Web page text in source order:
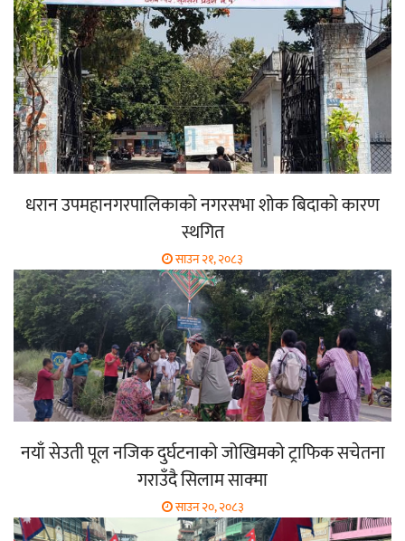
धरान उपमहानगरपालिकाको नगरसभा शोक बिदाको कारण
स्थगित
साउन २१, २०८३
नयाँ सेउती पूल नजिक दुर्घटनाको जोखिमको ट्राफिक सचेतना
गराउँदै सिलाम साक्मा
साउन २०, २०८३